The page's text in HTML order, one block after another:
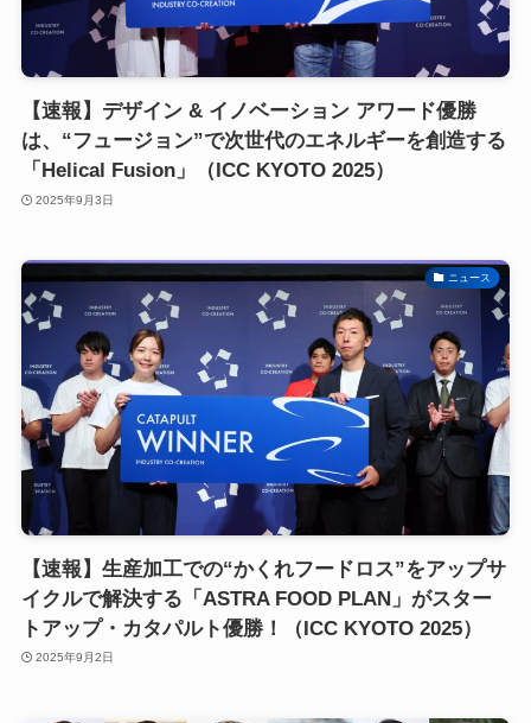
【速報】デザイン & イノベーション アワード優勝
は、“フュージョン”で次世代のエネルギーを創造する
「Helical Fusion」（ICC KYOTO 2025）
2025年9月3日
ニュース
【速報】生産加工での“かくれフードロス”をアップサ
イクルで解決する「ASTRA FOOD PLAN」がスター
トアップ・カタパルト優勝！（ICC KYOTO 2025）
2025年9月2日